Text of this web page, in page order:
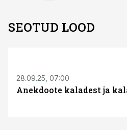
SEOTUD LOOD
28.09.25, 07:00
Anekdoote kaladest ja